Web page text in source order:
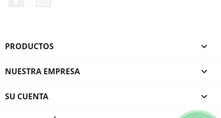
PRODUCTOS 
NUESTRA EMPRESA 
SU CUENTA 